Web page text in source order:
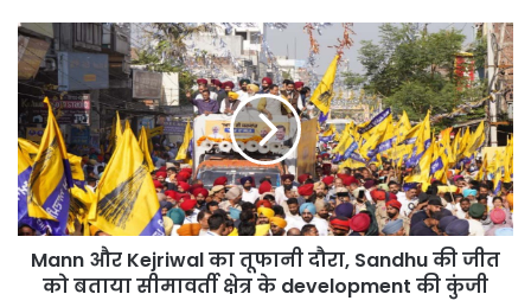
10,000+
युवाओं
को
मिलेगा
रोज़गार
का
नया
रास्ता
Mann
और
Kejriwal
का
तूफानी
दौरा,
Sandhu
की
जीत
बताया
Mann और Kejriwal का तूफानी दौरा, Sandhu की जीत
को बताया सीमावर्ती क्षेत्र के development की कुंजी